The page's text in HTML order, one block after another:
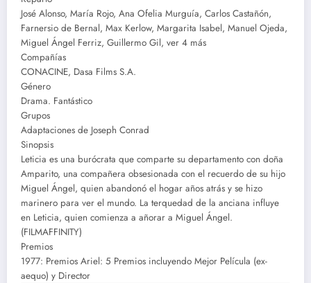
José Alonso, María Rojo, Ana Ofelia Murguía, Carlos Castañón,
Farnersio de Bernal, Max Kerlow, Margarita Isabel, Manuel Ojeda,
Miguel Ángel Ferriz, Guillermo Gil, ver 4 más
Compañías
CONACINE, Dasa Films S.A.
Género
Drama. Fantástico
Grupos
Adaptaciones de Joseph Conrad
Sinopsis
Leticia es una burócrata que comparte su departamento con doña
Amparito, una compañera obsesionada con el recuerdo de su hijo
Miguel Ángel, quien abandonó el hogar años atrás y se hizo
marinero para ver el mundo. La terquedad de la anciana influye
en Leticia, quien comienza a añorar a Miguel Ángel.
(FILMAFFINITY)
Premios
1977: Premios Ariel: 5 Premios incluyendo Mejor Película (ex-
aequo) y Director